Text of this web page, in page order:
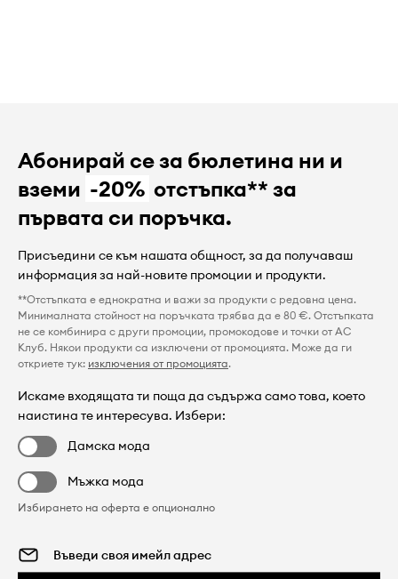
Абонирай се за бюлетина ни и
вземи -20% отстъпка** за
първата си поръчка.
Присъедини се към нашата общност, за да получаваш
информация за най-новите промоции и продукти.
**Отстъпката е еднократна и важи за продукти с редовна цена.
Минималната стойност на поръчката трябва да е 80 €. Отстъпката
не се комбинира с други промоции, промокодове и точки от AC
Клуб. Някои продукти са изключени от промоцията. Може да ги
откриете тук: изключения от промоцията.
Искаме входящата ти поща да съдържа само това, което
наистина те интересува. Избери:
Дамска мода
Мъжка мода
Избирането на оферта е опционално